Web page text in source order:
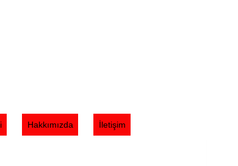
Hakkımızda İletişim
mobilya kapı tamir hizmetleri
bulmak için buradayız. Kaliteli ürünler ve
hizmet anlayışımızla Her türlü mobilya kapı